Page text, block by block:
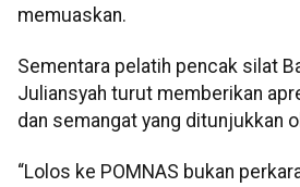
memuaskan.
Sementara pelatih pencak silat
Juliansyah turut memberikan
dan semangat yang ditunjukkan
“Lolos ke POMNAS bukan